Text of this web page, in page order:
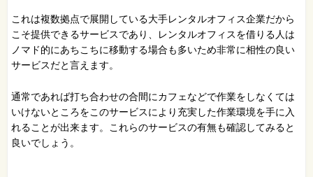
これは複数拠点で展開している大手レンタルオフィス企業だから
こそ提供できるサービスであり、レンタルオフィスを借りる人は
ノマド的にあちこちに移動する場合も多いため非常に相性の良い
サービスだと言えます。
通常であれば打ち合わせの合間にカフェなどで作業をしなくては
いけないところをこのサービスにより充実した作業環境を手に入
れることが出来ます。これらのサービスの有無も確認してみると
良いでしょう。